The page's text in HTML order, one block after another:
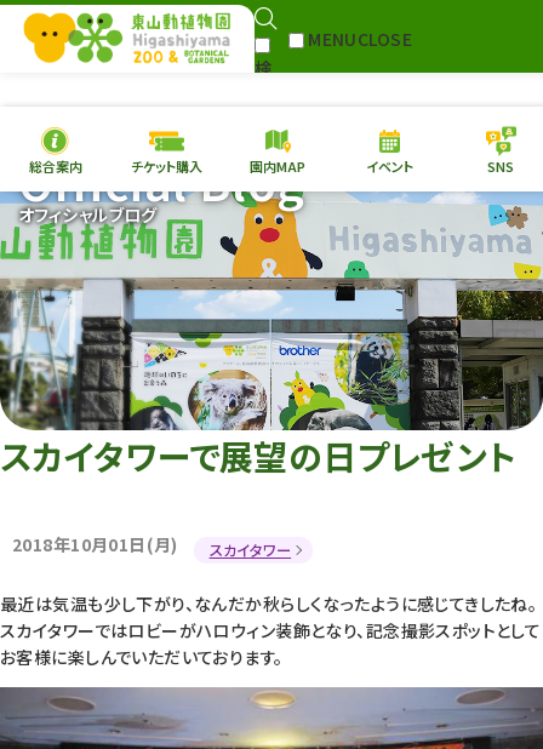
検
MENUCLOSE
本日の開園情報 チケ
園内MAP イベント
総合案内
動物園 植物園
再生プラン
東山動植物園
への支援
環境教育
総合案内 チケット購入 園内MAP イベント SNS
オフィシャルブログ
Official Blog
スカイタワーで展望の日プレゼント
2018年10月01日(月) スカイタワー
最近は気温も少し下がり、なんだか秋らしくなったように感じてきしたね。
スカイタワーではロビーがハロウィン装飾となり、記念撮影スポットとして
お客様に楽しんでいただいております。